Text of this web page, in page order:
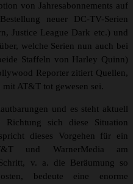
von Jahresabonnements auf
neuer DC-TV-Serien
Justice League Dark etc.) und
welche Serien nun auch bei
Staffeln von Harley Quinn)
Reporter zitiert Quellen,
AT&T tot gewesen sei.
und es steht aktuell
sich diese Situation
dieses Vorgehen für ein
und WarnerMedia am
v. a. die Beräumung so
bedeute eine enorme